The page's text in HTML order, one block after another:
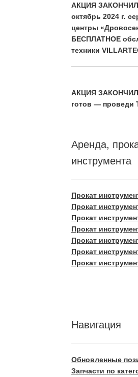
АКЦИЯ
октябрь 2024 г.
центры
БЕСПЛАТНОЕ
техники
АКЦИЯ
готов — проведи
Аренда,
инструмента
Прокат
Прокат
Прокат
Прокат
Прокат
Прокат
Прокат
Навигация
Обновленные
Запчасти по